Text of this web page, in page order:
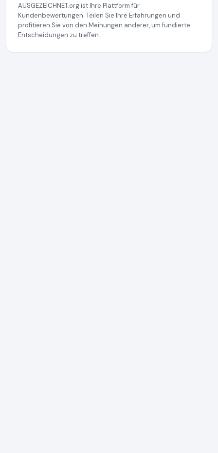
AUSGEZEICHNET.org ist Ihre Plattform für
Kundenbewertungen. Teilen Sie Ihre Erfahrungen und
profitieren Sie von den Meinungen anderer, um fundierte
Entscheidungen zu treffen.